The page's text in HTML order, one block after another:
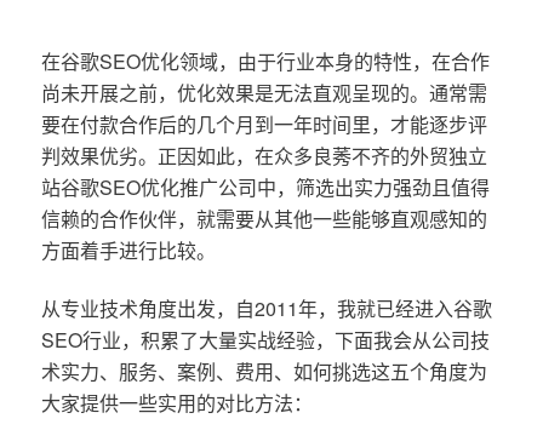
在谷歌SEO优化领域，由于行业本身的特性，在合作
尚未开展之前，优化效果是无法直观呈现的。通常需
要在付款合作后的几个月到一年时间里，才能逐步评
判效果优劣。正因如此，在众多良莠不齐的外贸独立
站谷歌SEO优化推广公司中，筛选出实力强劲且值得
信赖的合作伙伴，就需要从其他一些能够直观感知的
方面着手进行比较。
从专业技术角度出发，自2011年，我就已经进入谷歌
SEO行业，积累了大量实战经验，下面我会从公司技
术实力、服务、案例、费用、如何挑选这五个角度为
大家提供一些实用的对比方法：